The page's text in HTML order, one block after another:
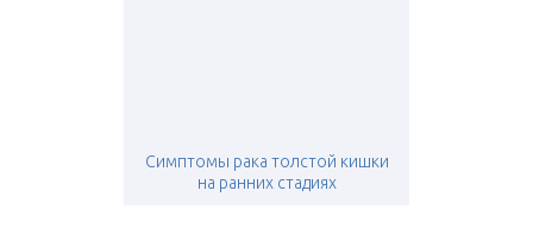
Симптомы рака толстой кишки
на ранних стадиях